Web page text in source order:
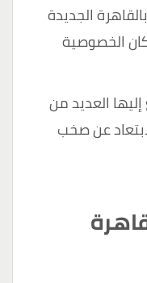
الجديدة
الخصوصية
العديد من
عن صخب